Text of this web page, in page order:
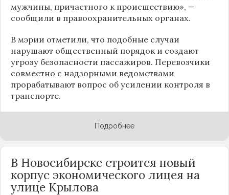
мужчины, причастного к происшествию», —
сообщили в правоохранительных органах.
В мэрии отметили, что подобные случаи
нарушают общественный порядок и создают
угрозу безопасности пассажиров. Перевозчики
совместно с надзорными ведомствами
прорабатывают вопрос об усилении контроля в
транспорте.
Подробнее
В Новосибирске строится новый
корпус экономического лицея на
улице Крылова